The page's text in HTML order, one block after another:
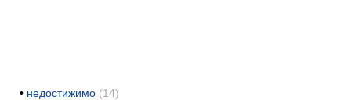
• недостижимо (14)